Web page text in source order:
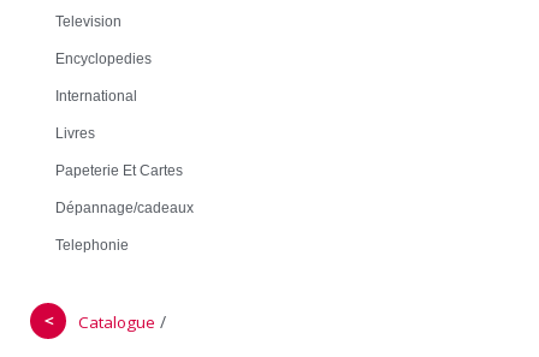
Television
Encyclopedies
International
Livres
Papeterie Et Cartes
Dépannage/cadeaux
Telephonie
＜ Catalogue /